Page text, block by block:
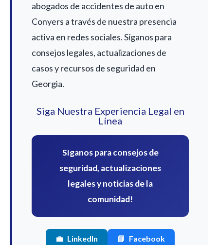
abogados de accidentes de auto en
Conyers a través de nuestra presencia
activa en redes sociales. Síganos para
consejos legales, actualizaciones de
casos y recursos de seguridad en
Georgia.
Siga Nuestra Experiencia Legal en
Línea
Síganos para consejos de
seguridad, actualizaciones
legales y noticias de la
comunidad!
💼 LinkedIn 📘 Facebook